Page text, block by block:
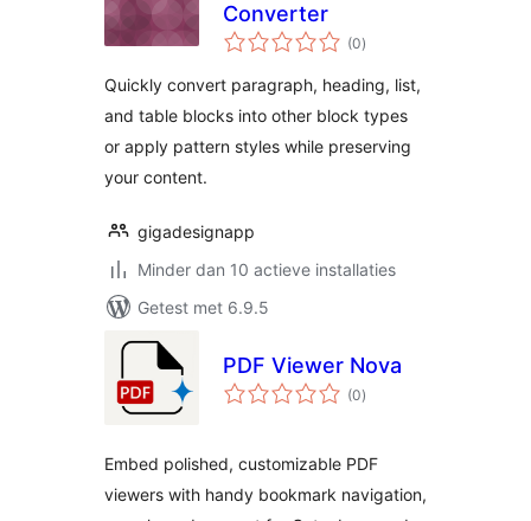
Converter
(0totaal
waarderingen
)
Quickly convert paragraph, heading, list,
and table blocks into other block types
or apply pattern styles while preserving
your content.
gigadesignapp
Minder dan 10 actieve installaties
Getest met 6.9.5
PDF Viewer Nova
(0totaal
waarderingen
)
Embed polished, customizable PDF
viewers with handy bookmark navigation,